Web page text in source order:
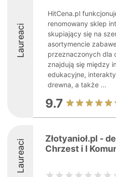
Laureaci
HitCena.pl
renomowany sklep
skupiający się na
asortymencie
przeznaczonych dla
znajdują się między
edukacyjne,
drewna, a także ...
9.7
Laureaci
Złotyanioł.pl -
Chrzest i I